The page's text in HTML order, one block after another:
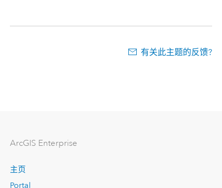
有关此主题的反馈?
ArcGIS Enterprise
主页
Portal